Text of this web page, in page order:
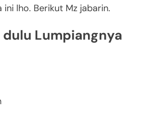
lho. Berikut Mz jabarin.
Lumpiangnya